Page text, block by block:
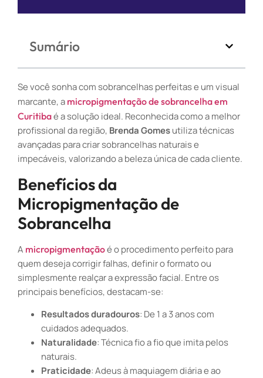
Sumário
Se você sonha com sobrancelhas perfeitas e um visual
marcante, a micropigmentação de sobrancelha em
Curitibaé a solução ideal. Reconhecida como a melhor
profissional da região, Brenda Gomesutiliza técnicas
avançadas para criar sobrancelhas naturais e
impecáveis, valorizando a beleza única de cada cliente.
Benefícios da
Micropigmentação de
Sobrancelha
A micropigmentaçãoé o procedimento perfeito para
quem deseja corrigir falhas, definir o formato ou
simplesmente realçar a expressão facial. Entre os
principais benefícios, destacam-se:
Resultados duradouros: De 1 a 3 anos com
cuidados adequados.
Naturalidade: Técnica fio a fio que imita pelos
naturais.
Praticidade: Adeus à maquiagem diária e ao